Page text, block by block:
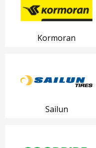
Kormoran
Sailun